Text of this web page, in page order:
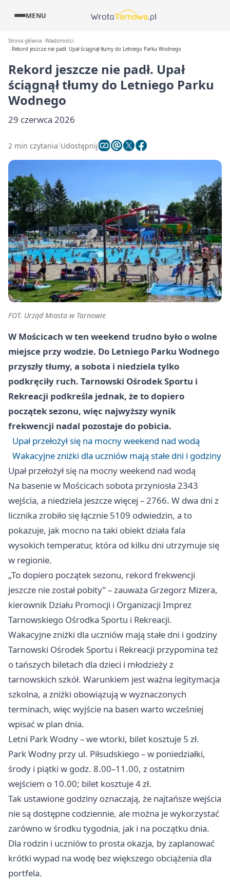
MENU
Strona główna Wiadomości
Rekord jeszcze nie padł. Upał ściągnął tłumy do Letniego Parku Wodnego
Rekord jeszcze nie padł. Upał
ściągnął tłumy do Letniego Parku
Wodnego
29 czerwca 2026
2 min czytania Udostępnij
FOT. Urząd Miasta w Tarnowie
W Mościcach w ten weekend trudno było o wolne
miejsce przy wodzie. Do Letniego Parku Wodnego
przyszły tłumy, a sobota i niedziela tylko
podkręciły ruch. Tarnowski Ośrodek Sportu i
Rekreacji podkreśla jednak, że to dopiero
początek sezonu, więc najwyższy wynik
frekwencji nadal pozostaje do pobicia.
Upał przełożył się na mocny weekend nad wodą
Wakacyjne zniżki dla uczniów mają stałe dni i godziny
Upał przełożył się na mocny weekend nad wodą
Na basenie w Mościcach sobota przyniosła 2343
wejścia, a niedziela jeszcze więcej – 2766. W dwa dni z
licznika zrobiło się łącznie 5109 odwiedzin, a to
pokazuje, jak mocno na taki obiekt działa fala
wysokich temperatur, która od kilku dni utrzymuje się
w regionie.
„To dopiero początek sezonu, rekord frekwencji
jeszcze nie został pobity” – zauważa Grzegorz Mizera,
kierownik Działu Promocji i Organizacji Imprez
Tarnowskiego Ośrodka Sportu i Rekreacji.
Wakacyjne zniżki dla uczniów mają stałe dni i godziny
Tarnowski Ośrodek Sportu i Rekreacji przypomina też
o tańszych biletach dla dzieci i młodzieży z
tarnowskich szkół. Warunkiem jest ważna legitymacja
szkolna, a zniżki obowiązują w wyznaczonych
terminach, więc wyjście na basen warto wcześniej
wpisać w plan dnia.
Letni Park Wodny – we wtorki, bilet kosztuje 5 zł.
Park Wodny przy ul. Piłsudskiego – w poniedziałki,
środy i piątki w godz. 8.00–11.00, z ostatnim
wejściem o 10.00; bilet kosztuje 4 zł.
Tak ustawione godziny oznaczają, że najtańsze wejścia
nie są dostępne codziennie, ale można je wykorzystać
zarówno w środku tygodnia, jak i na początku dnia.
Dla rodzin i uczniów to prosta okazja, by zaplanować
krótki wypad na wodę bez większego obciążenia dla
portfela.